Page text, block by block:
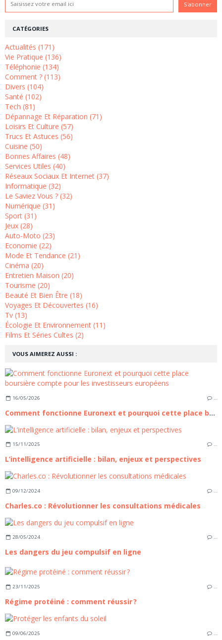
VOUS AIMEREZ AUSSI :
16/05/2026
Comment fonctionne Euronext et pourquoi cette place boursière compte pour les investisseurs européens
15/11/2025 …
L’intelligence artificielle : bilan, enjeux et perspectives
09/12/2024 …
Charles.co : Révolutionner les consultations médicales
28/05/2024 …
Les dangers du jeu compulsif en ligne
23/11/2025 …
Régime protéiné : comment réussir ?
09/06/2025 …
CATÉGORIES
Actualités (171)
Vie Pratique (136)
Téléphonie (134)
Comment ? (113)
Divers (104)
Santé (102)
Tech (81)
Dépannage Et Réparation (71)
Loisirs Et Culture (57)
Trucs Et Astuces (56)
Cuisine (50)
Bonnes Affaires (48)
Services Utiles (40)
Réseaux Sociaux Et Internet (37)
Informatique (32)
Le Saviez Vous ? (32)
Numérique (31)
Sport (31)
Jeux (28)
Auto-Moto (23)
Economie (22)
Mode Et Tendance (21)
Cinéma (20)
Entretien Maison (20)
Tourisme (20)
Beauté Et Bien Être (18)
Voyages Et Découvertes (16)
Tv (13)
Écologie Et Environnement (11)
Films Et Séries Cultes (2)